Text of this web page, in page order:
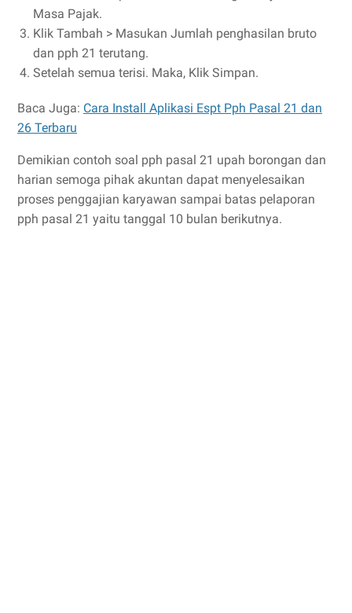
Masa Pajak.
Klik Tambah > Masukan Jumlah penghasilan bruto
dan pph 21 terutang.
Setelah semua terisi. Maka, Klik Simpan.
Baca Juga: Cara Install Aplikasi Espt Pph Pasal 21 dan
26 Terbaru
Demikian contoh soal pph pasal 21 upah borongan dan
harian semoga pihak akuntan dapat menyelesaikan
proses penggajian karyawan sampai batas pelaporan
pph pasal 21 yaitu tanggal 10 bulan berikutnya.